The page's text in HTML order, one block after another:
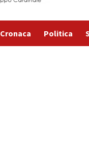
Cronaca Politica